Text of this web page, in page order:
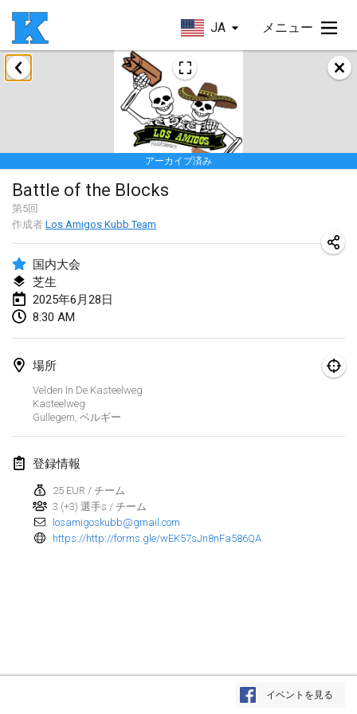
JA メニュー
リスト表示
アーカイブ済み
Battle of the Blocks
第5回
作成者 Los Amigos Kubb Team
国内大会
芝生
2025年6月28日
8:30 AM
場所
Velden In De Kasteelweg
Kasteelweg
Gullegem ベルギー
登録情報
25 EUR / チーム
3 (+3) 選手s / チーム
losamigoskubb@gmail.com
https://http://forms.gle/wEK57sJn8nFa586QA
イベントを見る
2025年1月
Skuffle for the Shovel
|アメリカ合衆国
Lake Superior Ice Festival Kubb Tournament
2025年1月25日 |アメリカ合衆国
Winterkubb
2025年1月26日|ベルギー
2025年3月
Kubbtornooi De Rode Lantaarn
2025年3月15日|ベルギー
2025年3月15日 ベルギー
North Carolina Kubb Championship
2025年3月22日
Spring Has Sprung
2025年3月22日 アメリカ合衆国